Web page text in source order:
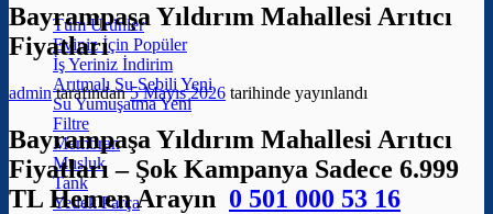
Tüm Ürünler
Eviniz İçin
İş Yeriniz
Arıtmalı Su Sebili
Su Yumuşatma
Filtre
Membran
Musluk
Tank
Yedek Parça
Bayrampaşa Yıldırım Mahallesi Arıtıcı
Fiyatları
admintarafından 5 Mayıs 2026 tarihinde yayınlandı
Bayrampaşa Yıldırım Mahallesi Arıtıcı
Fiyatları – Şok Kampanya Sadece 6.999
TL Hemen Arayın 0 501 000 53 16